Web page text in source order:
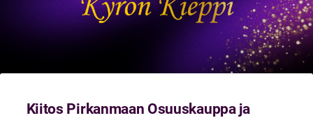
Voimisteluseura Kyrön Kieppi
Kiitos Pirkanmaan Osuuskauppa ja